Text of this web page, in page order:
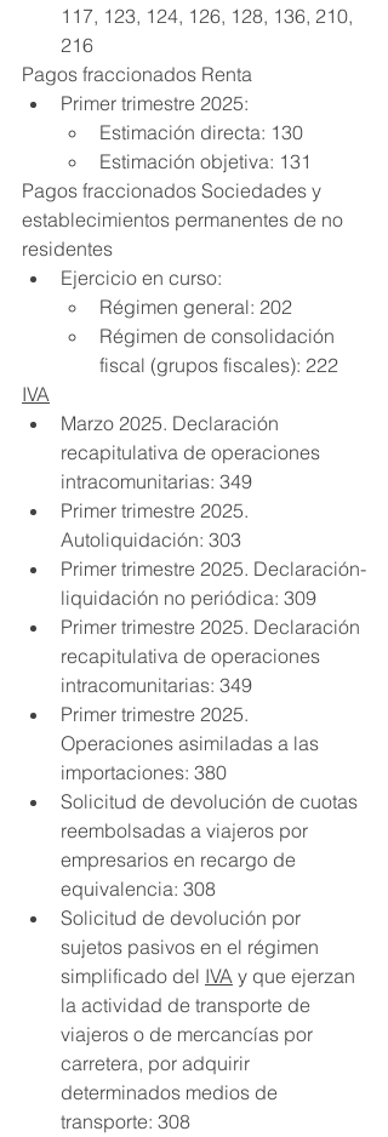
117, 123, 124, 126, 128, 136, 210,
216
Pagos fraccionados Renta
Primer trimestre 2025:
Estimación directa: 130
Estimación objetiva: 131
Pagos fraccionados Sociedades y
establecimientos permanentes de no
residentes
Ejercicio en curso:
Régimen general: 202
Régimen de consolidación
fiscal (grupos fiscales): 222
IVA
Marzo 2025. Declaración
recapitulativa de operaciones
intracomunitarias: 349
Primer trimestre 2025.
Autoliquidación: 303
Primer trimestre 2025. Declaración-
liquidación no periódica: 309
Primer trimestre 2025. Declaración
recapitulativa de operaciones
intracomunitarias: 349
Primer trimestre 2025.
Operaciones asimiladas a las
importaciones: 380
Solicitud de devolución de cuotas
reembolsadas a viajeros por
empresarios en recargo de
equivalencia: 308
Solicitud de devolución por
sujetos pasivos en el régimen
simplificado del IVA y que ejerzan
la actividad de transporte de
viajeros o de mercancías por
carretera, por adquirir
determinados medios de
transporte: 308